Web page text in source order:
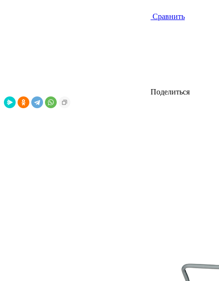
Сравнить
Поделиться